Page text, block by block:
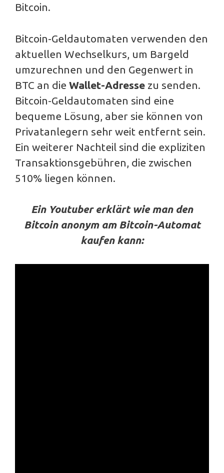
Bitcoin.
Bitcoin-Geldautomaten verwenden den
aktuellen Wechselkurs, um Bargeld
umzurechnen und den Gegenwert in
BTC an die Wallet-Adresse zu senden.
Bitcoin-Geldautomaten sind eine
bequeme Lösung, aber sie können von
Privatanlegern sehr weit entfernt sein.
Ein weiterer Nachteil sind die expliziten
Transaktionsgebühren, die zwischen
510% liegen können.
Ein Youtuber erklärt wie man den
Bitcoin anonym am Bitcoin-Automat
kaufen kann: